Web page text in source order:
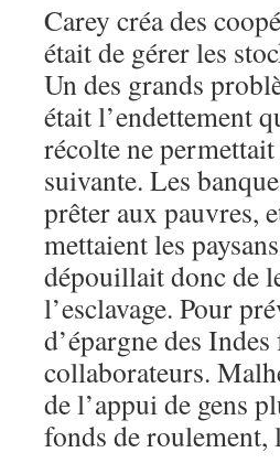
Carey créa des
était de gérer les
Un des grands
était l’endettement
récolte ne
suivante. Les
prêter aux pauvres,
mettaient les
dépouillait donc de
l’esclavage. Pour
d’épargne des
collaborateurs.
de l’appui de gens
fonds de roulement,